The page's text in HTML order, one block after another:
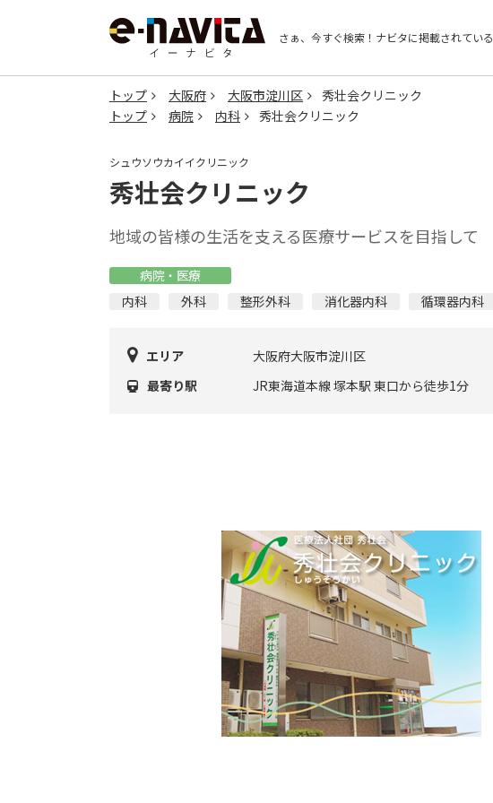
さぁ、今すぐ検索！ ナビタに掲載されている
トップ 大阪府 大阪市淀川区
秀壮会クリニック
トップ
病院 内科 秀壮会クリニック
シュウソウカイイクリニック
秀壮会クリニック
地域の皆様の生活を支える医療サービスを目指して
病院・医療
内科
外科 整形外科 消化器内科 循環器内科
エリア
大阪府大阪市淀川区
最寄り駅
JR東海道本線 塚本駅 東口から徒歩1分